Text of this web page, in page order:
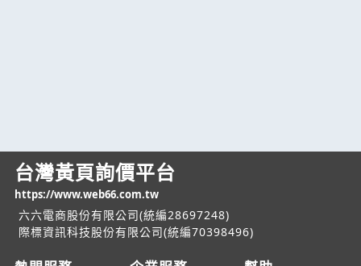
台灣黃頁詢價平台
https://www.web66.com.tw
六六電商股份有限公司(統編28697248)
際標資訊科技股份有限公司(統編70398496)